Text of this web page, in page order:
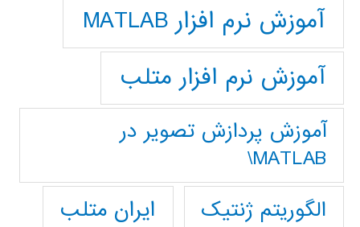
آموزش نرم افزار MATLAB
آموزش نرم افزار متلب
آموزش پردازش تصوير در
MATLAB\
الگوریتم ژنتیک
ایران متلب